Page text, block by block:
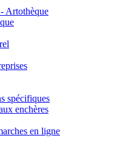
Artothèque
spécifiques
enchères
en ligne